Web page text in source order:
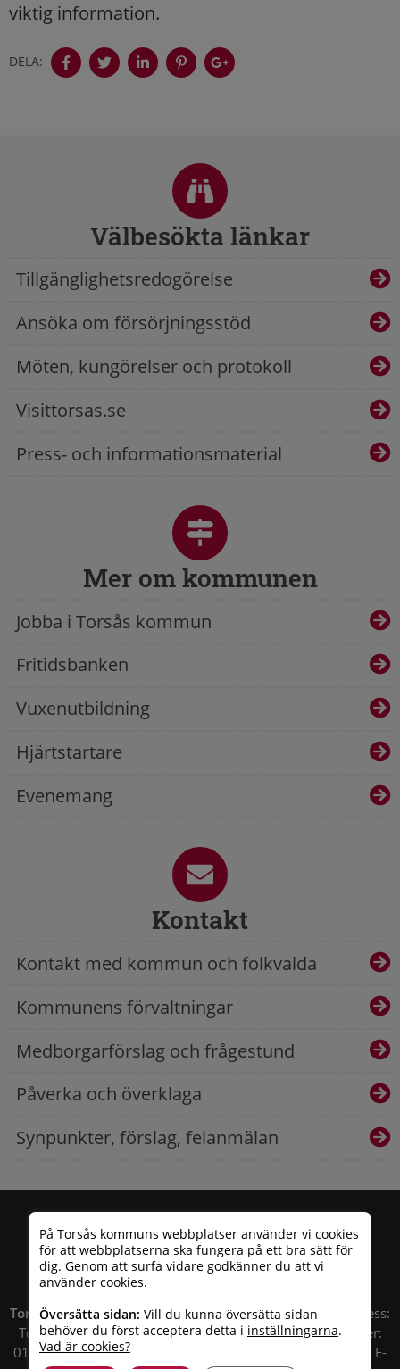
viktig information.
DELA:
På Torsås kommuns webbplatser använder vi cookies
för att webbplatserna ska fungera på ett bra sätt för
dig. Genom att surfa vidare godkänner du att vi
använder cookies.
Översätta sidan: Vill du kunna översätta sidan
behöver du först acceptera detta i inställningarna.
Vad är cookies?
Välbesökta länkar
Tillgänglighetsredogörelse
Ansöka om försörjningsstöd
Möten, kungörelser och protokoll
Visittorsas.se
Press- och informationsmaterial
Mer om kommunen
Jobba i Torsås kommun
Fritidsbanken
Vuxenutbildning
Hjärtstartare
Evenemang
Kontakt
Kontakt med kommun och folkvalda
Kommunens förvaltningar
Medborgarförslag och frågestund
Påverka och överklaga
Synpunkter, förslag, felanmälan
Torsås kommun| Besöksadress: Allfargatan 26 | Postadress:
Torsås kommun, Box 503, 385 25 Torsås Telefonnummer:
010 – 35 33 100 | Organisationsnummer: 212000-0696 | E-